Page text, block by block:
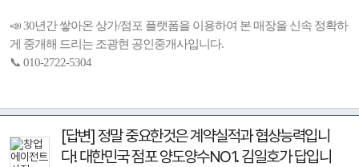
📣 30년간 쌓아온 상가/점포 플랫폼을 이용하여 본 매장을 신속 정확하
게 중개해 드리는 조광현 공인중개사입니다.
📞 010-2722-5304
[답변] 정말 중요한것은 계약실적과 협상능력입니
다! 대한민국 점포 양도양수NO1. 김일호가 답입니